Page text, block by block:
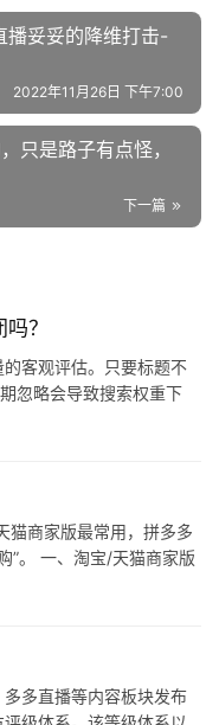
播妥妥的降维打击-
2022年11月26日 下午7:00
只是路子有点怪，
下一篇
？
客观评估。只要标题不
忽略会导致搜索权重下
猫商家版最常用，拼多多
”。 一、淘宝/天猫商家版
多直播等内容板块发布